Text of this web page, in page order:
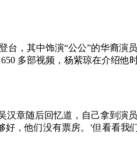
，其中饰演“公公”的华裔演
多部视频，杨紫琼在介绍
章随后回忆道，自己拿到演
，他们没有票房。’但看看我